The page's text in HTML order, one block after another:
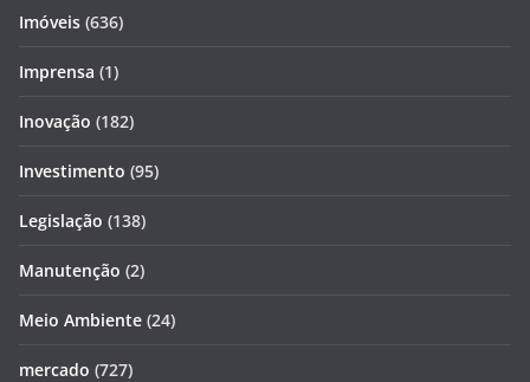
Imóveis (636)
Imprensa (1)
Inovação (182)
Investimento (95)
Legislação (138)
Manutenção (2)
Meio Ambiente (24)
mercado (727)